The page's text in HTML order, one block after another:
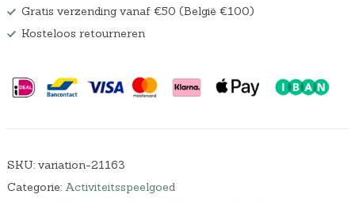
Gratis verzending vanaf €50 (België €100)
Kosteloos retourneren
SKU: variation-21163
Categorie: Activiteitsspeelgoed